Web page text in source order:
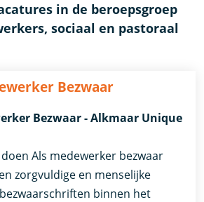
in de beroepsgroep
sociaal en pastoraal
Bezwaar
Bezwaar - Alkmaar Unique
Als medewerker bezwaar
zorgvuldige en menselijke
binnen het